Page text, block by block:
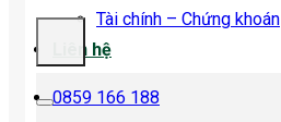
Tài chính – Chứng khoán
Liên hệ
0859 166 188